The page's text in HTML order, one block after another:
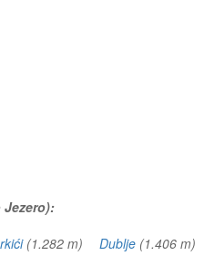
(1.282 m) Dublje (1.406 m)